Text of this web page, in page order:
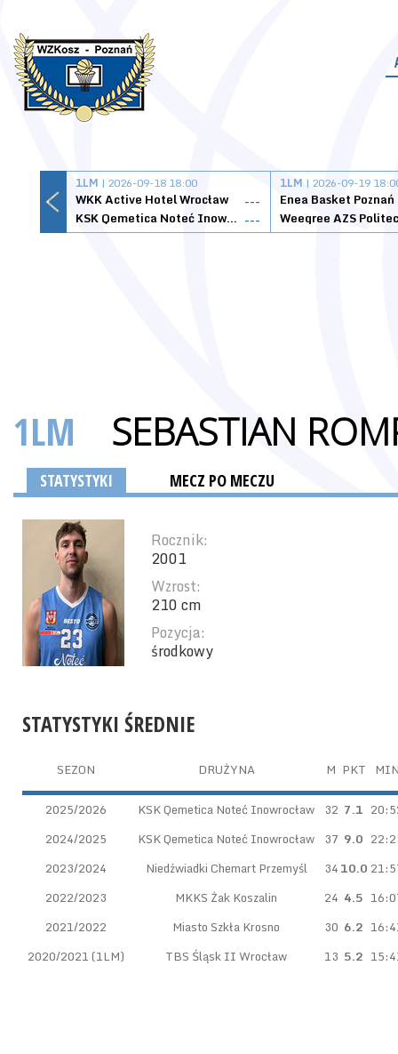
1LM | 2026-09-18 18:00
WKK Active Hotel Wrocław
---
KSK Qemetica Noteć Inowrocław ---
1LM | 2026-09-19
Enea Basket Poznań
1LM SEBASTIAN
STATYSTYKI MECZ PO MECZU
Rocznik:
2001
Wzrost:
210 cm
Pozycja:
środkowy
STATYSTYKI ŚREDNIE
SEZON DRUŻYNA M PKT
2025/2026 KSK Qemetica Noteć Inowrocław 32 7.1
2024/2025
KSK Qemetica Noteć Inowrocław 37 9.0
2023/2024
Niedźwiadki Chemart Przemyśl 3410.0
2022/2023
MKKS Żak Koszalin 24 4.5
2021/2022
Miasto Szkła Krosno 30 6.2
2020/2021 (1LM)
TBS Śląsk II Wrocław 13 5.2